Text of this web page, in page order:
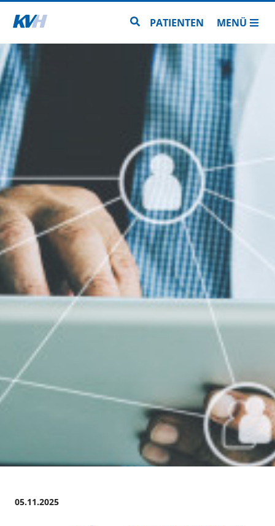
Zur Startseite Zur Seitensuche
PATIENTEN MENÜ
05.11.2025